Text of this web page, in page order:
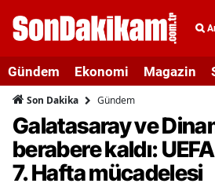
Gündem Ekonomi Magazin
Son Dakika Gündem
Galatasaray ve
berabere kaldı:
7. Hafta mücadelesi